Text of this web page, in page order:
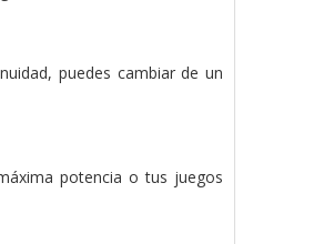
puedes cambiar de un
potencia o tus juegos